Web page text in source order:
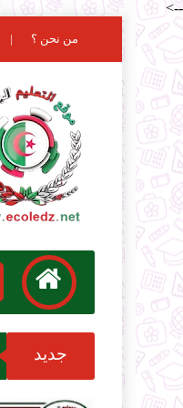
-->
من نحن ؟
جديد